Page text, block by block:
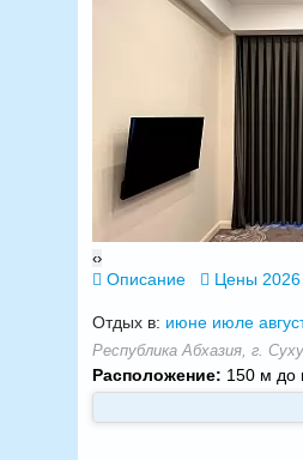
‹›
Описание Цены
Отдых в: июне июле
Республика Абхазия, г.
Расположение: 150 м до